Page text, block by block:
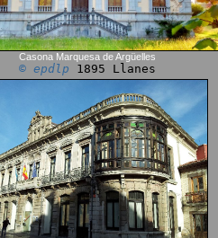
Casona Marquesa de Argüelles
© epdlp 1895 Llanes